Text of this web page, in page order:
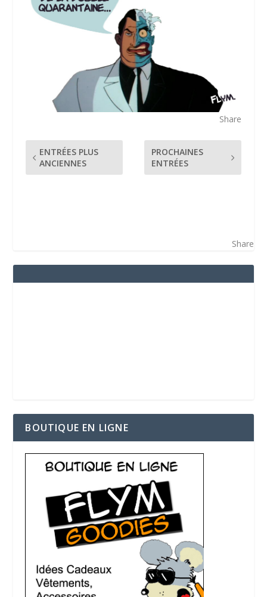
Share
ENTRÉES PLUS
ANCIENNES
PROCHAINES
ENTRÉES
Share
BOUTIQUE EN LIGNE